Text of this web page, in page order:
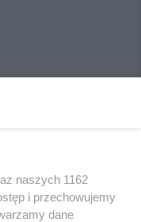
naszych 1162
i przechowujemy
dane